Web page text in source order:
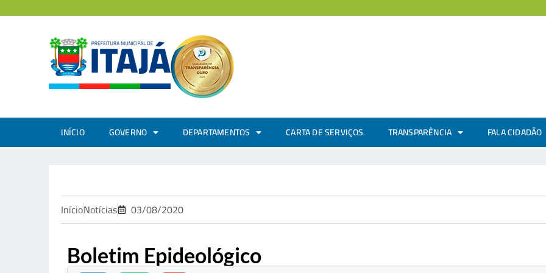
INÍCIO GOVERNO DEPARTAMENTOS CARTA DE SERVIÇOS TRANSPARÊNCIA FALA CIDADÃO
InícioNotícias 03/08/2020
Boletim Epideológico.